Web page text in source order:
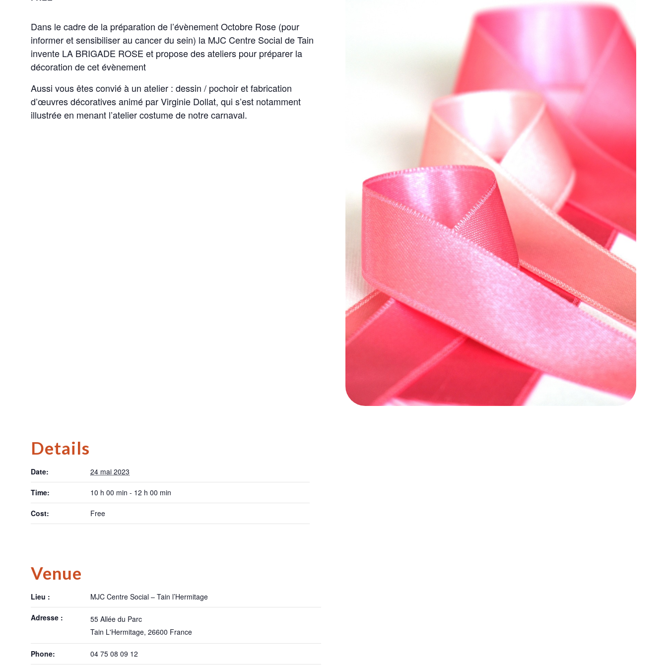
Dans le cadre de la préparation de l’évènement Octobre Rose (pour
informer et sensibiliser au cancer du sein) la MJC Centre Social de Tain
invente LA BRIGADE ROSE et propose des ateliers pour préparer la
décoration de cet évènement
Aussi vous êtes convié à un atelier : dessin / pochoir et fabrication
d’œuvres décoratives animé par Virginie Dollat, qui s’est notamment
illustrée en menant l’atelier costume de notre carnaval.
Details
Date: 24 mai 2023
Time: 10 h 00 min - 12 h 00 min
Cost: Free
Venue
Lieu : MJC Centre Social – Tain l’Hermitage
Adresse :
55 Allée du Parc
Tain L'Hermitage, 26600 France
Phone: 04 75 08 09 12